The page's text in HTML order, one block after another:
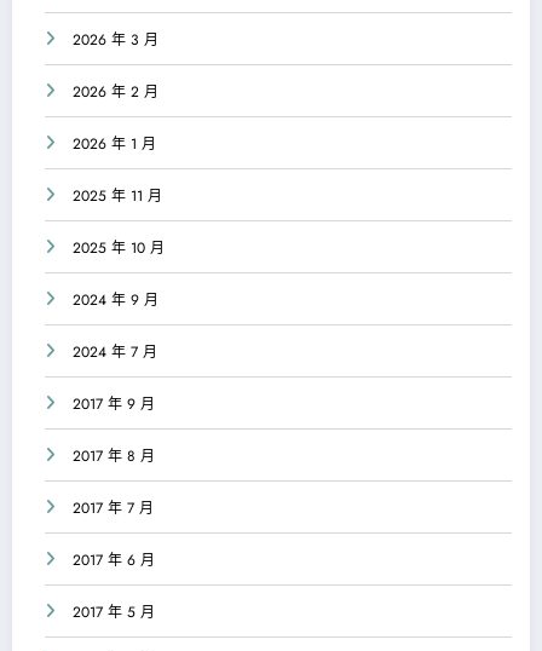
2026 年 3 月
2026 年 2 月
2026 年 1 月
2025 年 11 月
2025 年 10 月
2024 年 9 月
2024 年 7 月
2017 年 9 月
2017 年 8 月
2017 年 7 月
2017 年 6 月
2017 年 5 月